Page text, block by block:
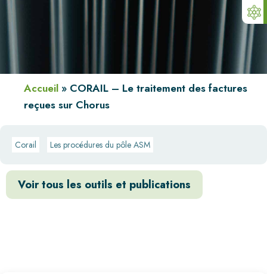
Accueil » CORAIL – Le traitement des factures
reçues sur Chorus
Corail Les procédures du pôle ASM
Voir tous les outils et publications